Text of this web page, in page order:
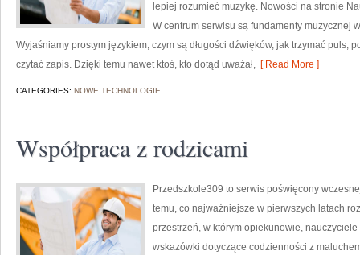
lepiej rozumieć muzykę. Nowości na stronie
W centrum serwisu są fundamenty muzycznej
Wyjaśniamy prostym językiem, czym są długości dźwięków, jak trzymać puls,
czytać zapis. Dzięki temu nawet ktoś, kto dotąd uważał, [ Read More ]
CATEGORIES: NOWE TECHNOLOGIE
Współpraca z rodzicami
Przedszkole309 to serwis poświęcony
temu, co najważniejsze w pierwszych latach
przestrzeń, w którym opiekunowie,
wskazówki dotyczące codzienności z